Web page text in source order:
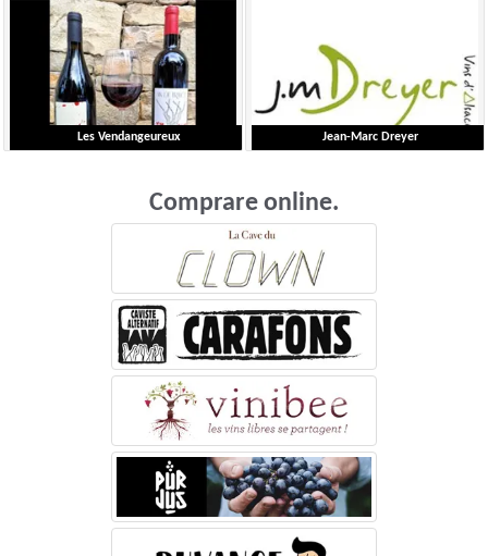
Loire
Scheda dettagliata Scheda dettagliata
Les Vendangeureux
Languedoc-Roussillon
Jean-Marc Dreyer
Comprare online.